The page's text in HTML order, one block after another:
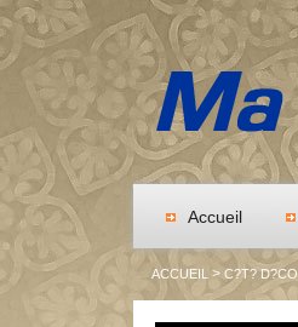
Accueil
ACCUEIL > C?T? D?CO